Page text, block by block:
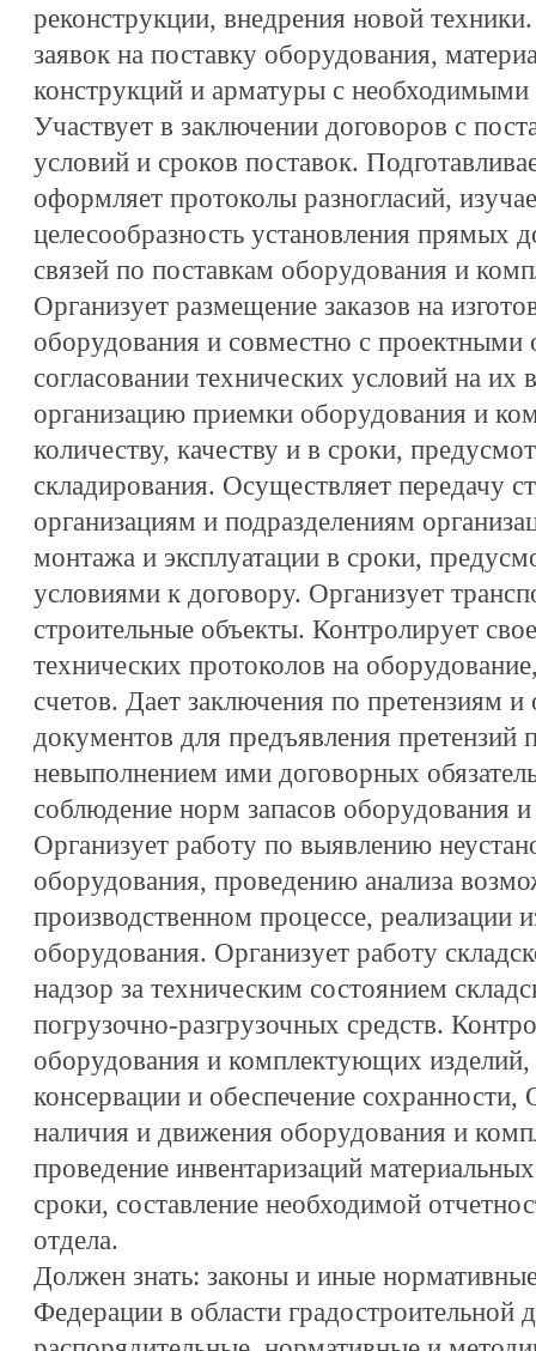
реконструкции, внедрения новой
заявок на поставку оборудования,
конструкций и арматуры с
Участвует в заключении договоров с
условий и сроков поставок.
оформляет протоколы разногласий,
целесообразность установления прямых
связей по поставкам оборудования и
Организует размещение заказов на
оборудования и совместно с проектными
согласовании технических условий на их
организацию приемки оборудования и
количеству, качеству и в сроки,
складирования. Осуществляет передачу
организациям и подразделениям
монтажа и эксплуатации в сроки,
условиями к договору. Организует
строительные объекты. Контролирует
технических протоколов на
счетов. Дает заключения по претензиям и
документов для предъявления претензий
невыполнением ими договорных
соблюдение норм запасов оборудования
Организует работу по выявлению
оборудования, проведению анализа
производственном процессе, реализации
оборудования. Организует работу
надзор за техническим состоянием
погрузочно-разгрузочных средств.
оборудования и комплектующих изделий,
консервации и обеспечение сохранности,
наличия и движения оборудования и
проведение инвентаризаций
сроки, составление необходимой
отдела.
Должен знать: законы и иные
Федерации в области градостроительной